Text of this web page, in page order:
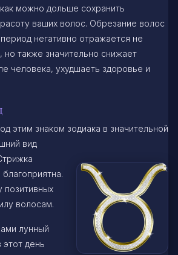
можно дольше сохранить
ваших волос. Обрезание волос
негативно отражается не
но также значительно снижает
человека, ухудшаеть здоровье и
этим знаком зодиака в значительной
вид
позитивных
волосам.
лунный
этот день